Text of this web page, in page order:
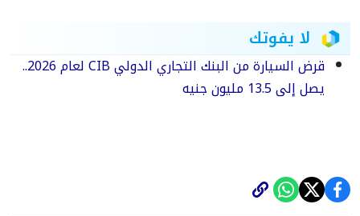
لا يفوتك
قرض السيارة من البنك التجاري الدولي CIB لعام 2026..
يصل إلى 13.5 مليون جنيه